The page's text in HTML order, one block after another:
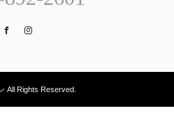
Facebook
All Rights Reserved.